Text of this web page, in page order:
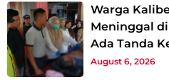
Warga
Meninggal
Ada Tanda
August 6, 2026